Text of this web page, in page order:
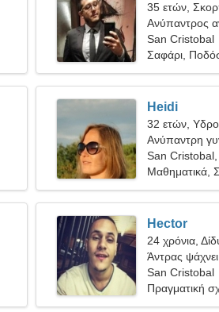
35 ετών,
Ανύπαντρος
San Cristobal
Σαφάρι,
Heidi
32 ετών,
Ανύπαντρη
San
Μαθηματικά,
Hector
24 χρόνια,
Άντρας
San Cristobal
Πραγματική